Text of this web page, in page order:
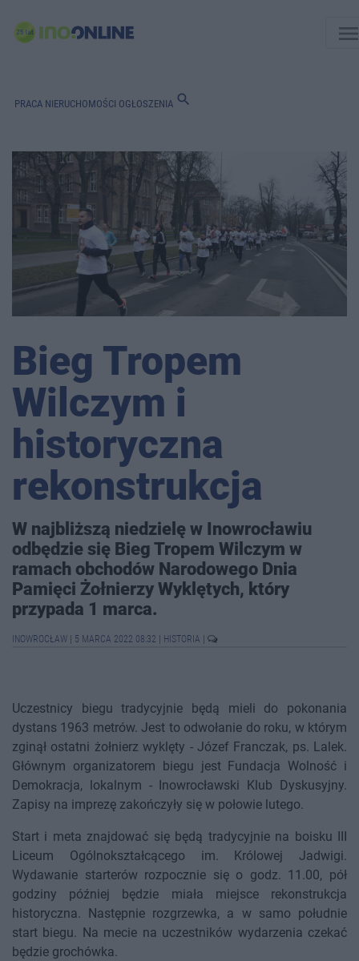
PRACA NIERUCHOMOŚCI OGŁOSZENIA search
Bieg Tropem
Wilczym i
historyczna
rekonstrukcja
W najbliższą niedzielę w Inowrocławiu
odbędzie się Bieg Tropem Wilczym w
ramach obchodów Narodowego Dnia
Pamięci Żołnierzy Wyklętych, który
przypada 1 marca.
INOWROCŁAW 5 MARCA 2022 08:32 HISTORIA
Uczestnicy biegu tradycyjnie będą mieli do pokonania
dystans 1963 metrów. Jest to odwołanie do roku, w którym
zginął ostatni żołnierz wyklęty - Józef Franczak, ps. Lalek.
Głównym organizatorem biegu jest Fundacja Wolność i
Demokracja, lokalnym - Inowrocławski Klub Dyskusyjny.
Zapisy na imprezę zakończyły się w połowie lutego.
Start i meta znajdować się będą tradycyjnie na boisku III
Liceum Ogólnokształcącego im. Królowej Jadwigi.
Wydawanie starterów rozpocznie się o godz. 11.00, pół
godziny później będzie miała miejsce rekonstrukcja
historyczna. Następnie rozgrzewka, a w samo południe
start biegu. Na mecie na uczestników wydarzenia czekać
będzie grochówka.